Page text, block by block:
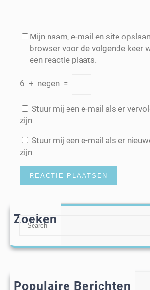
Mijn naam, e-mail en site
browser voor de volgende keer
een reactie plaats.
6 + negen =
Stuur mij een e-mail als er
zijn.
Stuur mij een e-mail als er
zijn.
Zoeken
S
a
h
Populaire Berichten